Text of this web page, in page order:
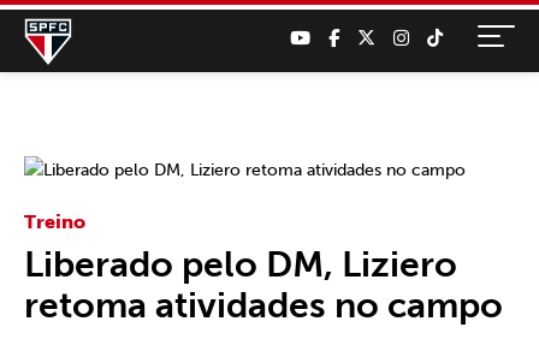
Treino
Liberado pelo DM, Liziero
retoma atividades no campo